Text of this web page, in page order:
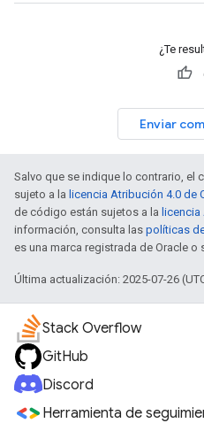
¿Te
Enviar
Salvo que se indique lo contrario, el
sujeto a la licencia Atribución 4.0 de
de código están sujetos a la licencia
información, consulta las políticas
es una marca registrada de Oracle o
Última actualización: 2025-07-26
Stack Overflow
GitHub
Discord
Herramienta de